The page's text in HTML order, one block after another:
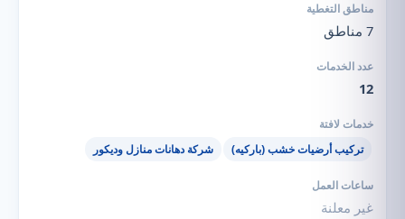
7 مناطق
12
تركيب أرضيات خشب (باركيه) شركة دهانات منازل وديكور
غير معلنة